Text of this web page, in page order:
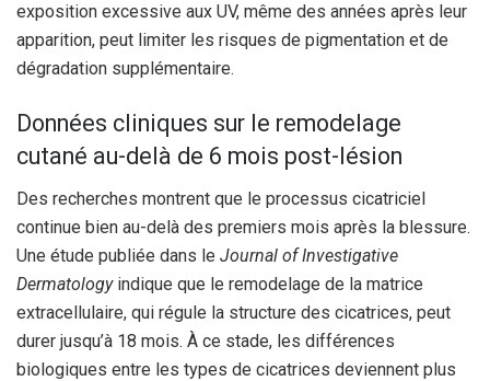
exposition excessive aux UV, même des années après leur
apparition, peut limiter les risques de pigmentation et de
dégradation supplémentaire.
Données cliniques sur le remodelage
cutané au-delà de 6 mois post-lésion
Des recherches montrent que le processus cicatriciel
continue bien au-delà des premiers mois après la blessure.
Une étude publiée dans le Journal of Investigative
Dermatologyindique que le remodelage de la matrice
extracellulaire, qui régule la structure des cicatrices, peut
durer jusqu’à 18 mois. À ce stade, les différences
biologiques entre les types de cicatrices deviennent plus